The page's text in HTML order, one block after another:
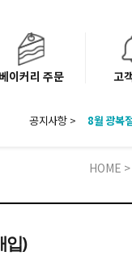
이커리 주문 고
공지사항 >
8월 광복
HOME >
입)